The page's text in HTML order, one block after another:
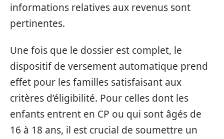
informations relatives aux revenus sont
pertinentes.
Une fois que le dossier est complet, le
dispositif de versement automatique prend
effet pour les familles satisfaisant aux
critères d’éligibilité. Pour celles dont les
enfants entrent en CP ou qui sont âgés de
16 à 18 ans, il est crucial de soumettre un